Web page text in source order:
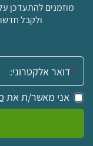
מוזמנים להתעדכן
ולקבל
אימייל:
אני מאשר/ת את